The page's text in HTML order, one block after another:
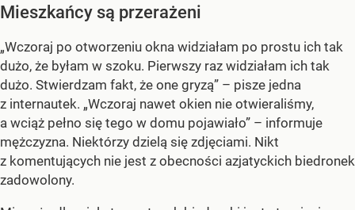
Mieszkańcy są przerażeni
„Wczoraj po otworzeniu okna widziałam po prostu ich tak
dużo, że byłam w szoku. Pierwszy raz widziałam ich tak
dużo. Stwierdzam fakt, że one gryzą” – pisze jedna
z internautek. „Wczoraj nawet okien nie otwieraliśmy,
a wciąż pełno się tego w domu pojawiało” – informuje
mężczyzna. Niektórzy dzielą się zdjęciami. Nikt
z komentujących nie jest z obecności azjatyckich biedronek
zadowolony.